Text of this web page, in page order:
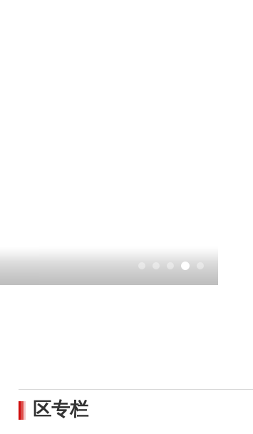
区专栏